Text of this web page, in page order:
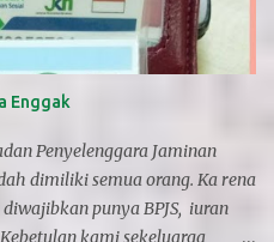
Enggak
Penyelenggara Jaminan
dimiliki semua orang. Ka rena
punya BPJS, iuran
kami sekeluarga